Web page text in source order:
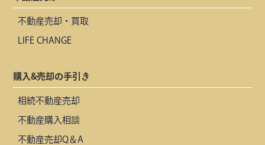
不動産売却・買取
LIFE CHANGE
購入&売却の手引き
相続不動産売却
不動産購入相談
不動産売却Q＆A